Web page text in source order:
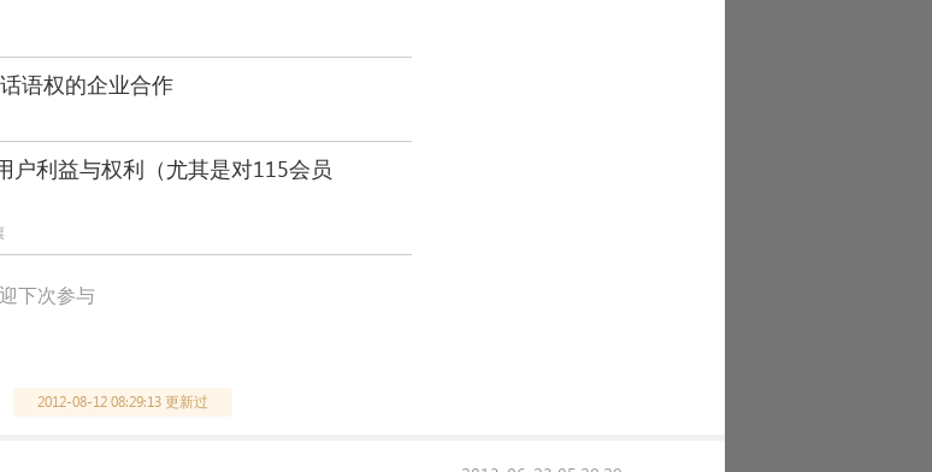
语权的企业合作
户利益与权利（尤其是对115会员
下次参与
2012-08-12 08:29:13 更新过